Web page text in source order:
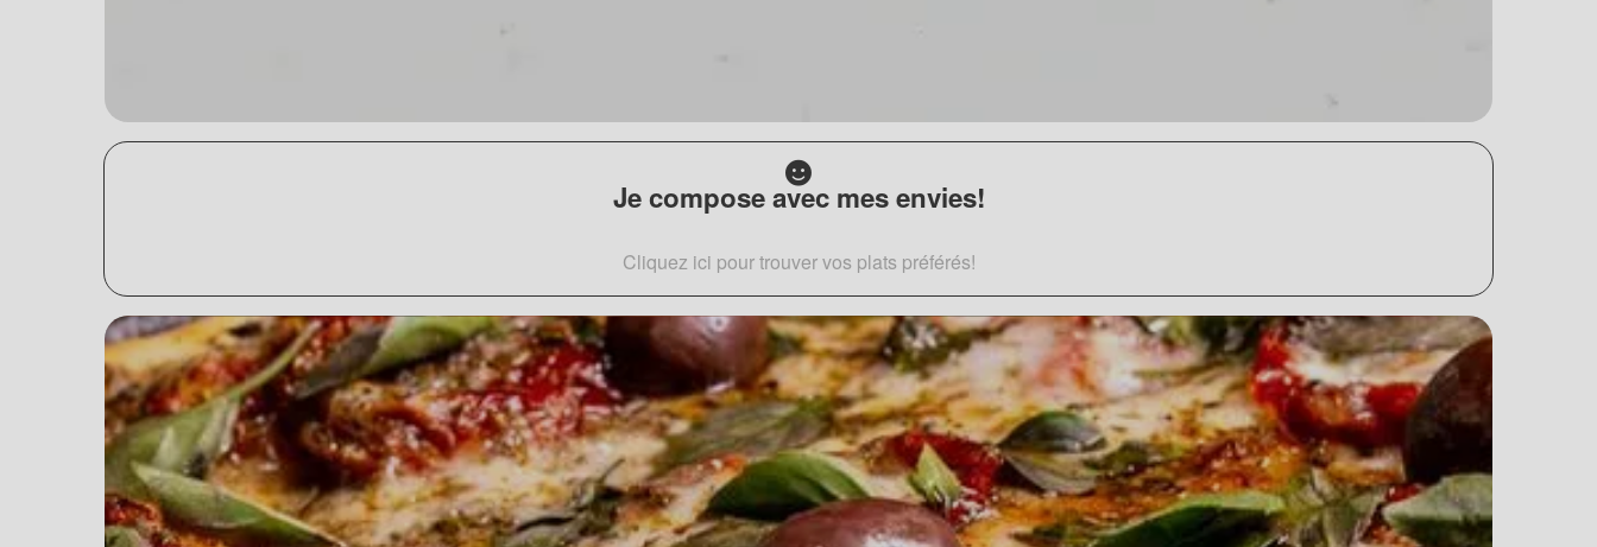
Je compose avec mes envies!
Cliquez ici pour trouver vos plats préférés!